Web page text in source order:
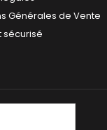
Générales de Vente
sécurisé